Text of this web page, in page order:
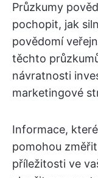
Průzkumy
pochopit, jak
povědomí
těchto
návratnosti
marketingové
Informace,
pomohou
příležitosti ve